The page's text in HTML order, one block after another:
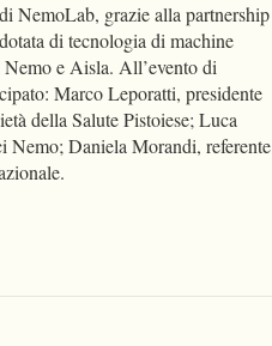
NemoLab, grazie alla partnership
di tecnologia di machine
e Aisla. All’evento di
Marco Leporatti, presidente
della Salute Pistoiese; Luca
Daniela Morandi, referente